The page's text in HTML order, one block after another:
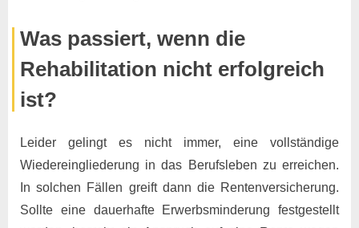
Was passiert, wenn die
Rehabilitation nicht erfolgreich
ist?
Leider gelingt es nicht immer, eine vollständige
Wiedereingliederung in das Berufsleben zu erreichen.
In solchen Fällen greift dann die Rentenversicherung.
Sollte eine dauerhafte Erwerbsminderung festgestellt